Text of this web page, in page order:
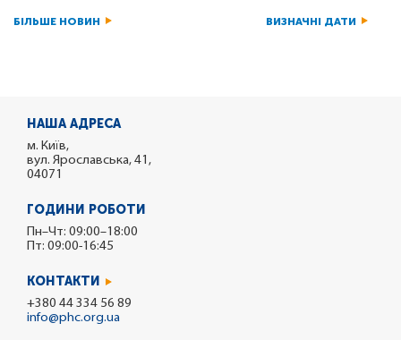
БІЛЬШЕ НОВИН ВИЗНАЧНІ ДАТИ
НАША АДРЕСА
м. Київ,
вул. Ярославська, 41,
04071
ГОДИНИ РОБОТИ
Пн–Чт: 09:00–18:00
Пт: 09:00-16:45
КОНТАКТИ
+380 44 334 56 89
info@phc.org.ua